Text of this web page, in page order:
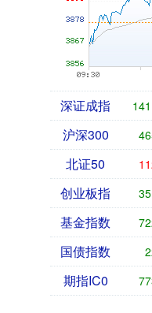
深证成指
沪深300
北证50
创业板指
基金指数
国债指数
期指IC0